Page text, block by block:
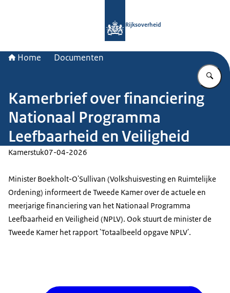
Rijksoverheid
Home Documenten
Kamerbrief over financiering
Nationaal Programma
Leefbaarheid en Veiligheid
Kamerstuk07-04-2026
Minister Boekholt-O'Sullivan (Volkshuisvesting en Ruimtelijke
Ordening) informeert de Tweede Kamer over de actuele en
meerjarige financiering van het Nationaal Programma
Leefbaarheid en Veiligheid (NPLV). Ook stuurt de minister de
Tweede Kamer het rapport 'Totaalbeeld opgave NPLV'.